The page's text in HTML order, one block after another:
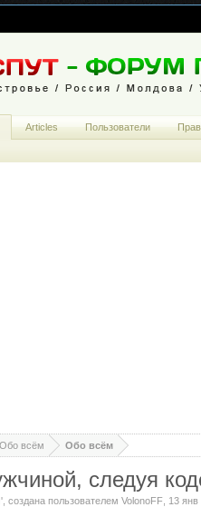
Обо всём Обо всём
следуя
' , создана пользователемVolonoFF 13 янв
Articles Пользователи